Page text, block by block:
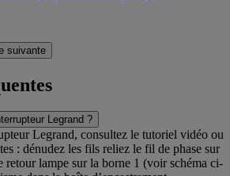
suivante
Legrand ?
Legrand, consultez le tutoriel vidéo ou
: dénudez les fils reliez le fil de phase sur
lampe sur la borne 1 (voir schéma ci-